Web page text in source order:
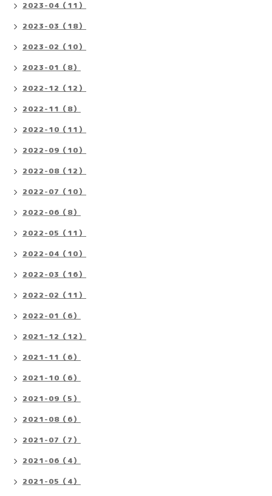
2023-04（11）
2023-03（18）
2023-02（10）
2023-01（8）
2022-12（12）
2022-11（8）
2022-10（11）
2022-09（10）
2022-08（12）
2022-07（10）
2022-06（8）
2022-05（11）
2022-04（10）
2022-03（16）
2022-02（11）
2022-01（6）
2021-12（12）
2021-11（6）
2021-10（6）
2021-09（5）
2021-08（6）
2021-07（7）
2021-06（4）
2021-05（4）